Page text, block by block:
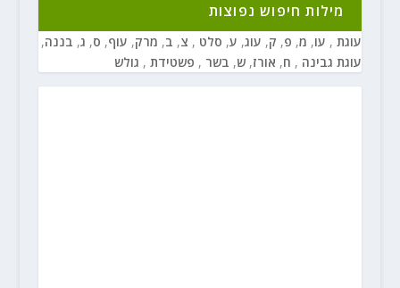
מילות חיפוש נפוצות
עוגת , עו, מ, פ, ק, עוג, ע, סלט , צ, ב, מרק, עוף, ס, ג, בננה,
עוגת גבינה , ח, אורז, ש, בשר , פשטידת , גולש